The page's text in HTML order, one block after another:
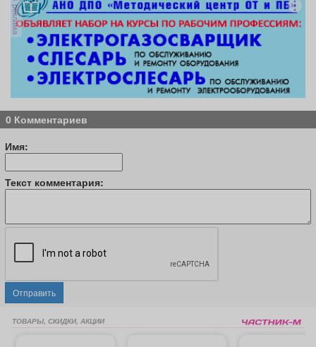
реклама
0 Комментариев
Имя:
Текст комментария:
Отправить
ТОВАРЫ, СКИДКИ, АКЦИИ